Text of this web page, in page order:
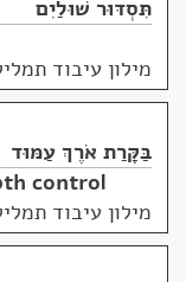
תִּסְדּוּר שׁוּלַיִם
מילון עיבוד
בַּקָּרַת אֹרֶךְ עַמּוּד
control
מילון עיבוד